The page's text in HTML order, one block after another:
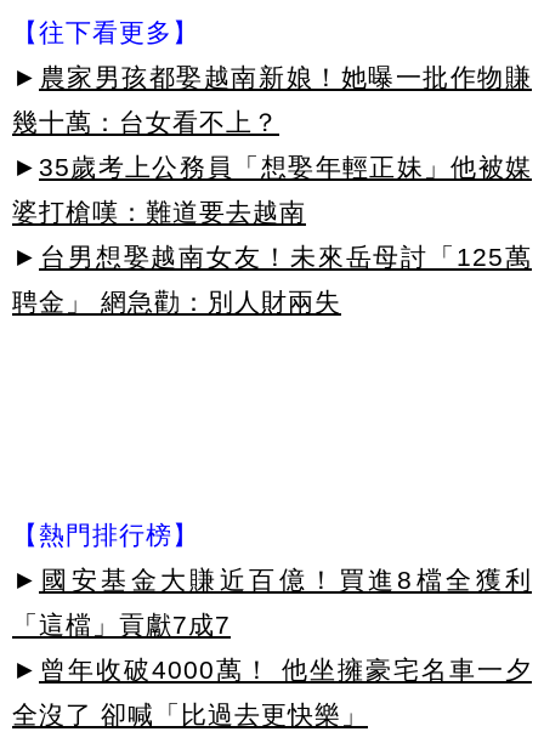
【往下看更多】
► 農家男孩都娶越南新娘！她曝一批作物賺
幾十萬：台女看不上？
► 35歲考上公務員「想娶年輕正妹」他被媒
婆打槍嘆：難道要去越南
► 台男想娶越南女友！未來岳母討「125萬
聘金」 網急勸：別人財兩失
【熱門排行榜】
► 國安基金大賺近百億！買進8檔全獲利
「這檔」貢獻7成7
► 曾年收破4000萬！ 他坐擁豪宅名車一夕
全沒了 卻喊「比過去更快樂」